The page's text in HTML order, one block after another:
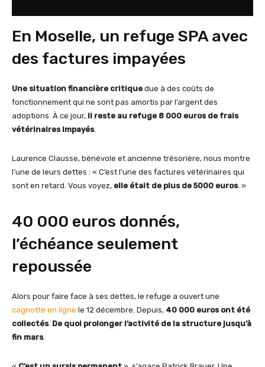
En Moselle, un refuge SPA avec
des factures impayées
Une situation financière critique due à des coûts de
fonctionnement qui ne sont pas amortis par l’argent des
adoptions. À ce jour, il reste au refuge 8 000 euros de frais
vétérinaires impayés.
Laurence Clausse, bénévole et ancienne trésorière, nous montre
l’une de leurs dettes : « C’est l’une des factures vétérinaires qui
sont en retard. Vous voyez, elle était de plus de 5000 euros. »
40 000 euros donnés,
l’échéance seulement
repoussée
Alors pour faire face à ses dettes, le refuge a ouvert une
cagnotte en ligne le 12 décembre. Depuis, 40 000 euros ont été
collectés. De quoi prolonger l’activité de la structure jusqu’à
fin mars.